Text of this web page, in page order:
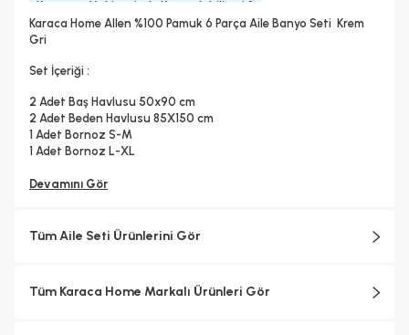
Kurutma Makinesinde Kurutulabilir mi ?
Evet
Kuru Temizleme Yapılabilir
Karaca Home Allen %100 Pamuk 6 Parça Aile Banyo Seti Krem
Gri
Set İçeriği :
2 Adet Baş Havlusu 50x90 cm
2 Adet Beden Havlusu 85X150 cm
1 Adet Bornoz S-M
1 Adet Bornoz L-XL
Devamını Gör
Tüm Aile Seti Ürünlerini Gör
Tüm Karaca Home Markalı Ürünleri Gör